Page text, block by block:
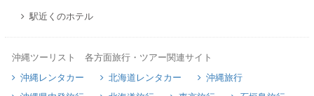
駅近くのホテル
沖縄ツーリスト 各方面旅行・ツアー関連サイト
沖縄レンタカー
北海道レンタカー
沖縄旅行